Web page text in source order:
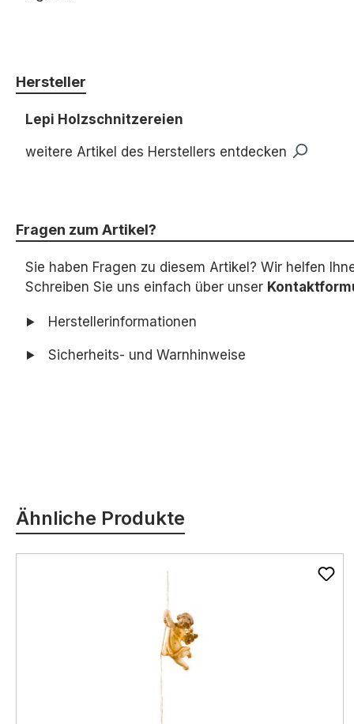
Hersteller
Lepi Holzschnitzereien
weitere Artikel des Herstellers entdecken
Fragen zum Artikel?
Sie haben Fragen zu diesem Artikel? Wir helfen
Schreiben Sie uns einfach über unser
Herstellerinformationen
Sicherheits- und Warnhinweise
Ähnliche Produkte